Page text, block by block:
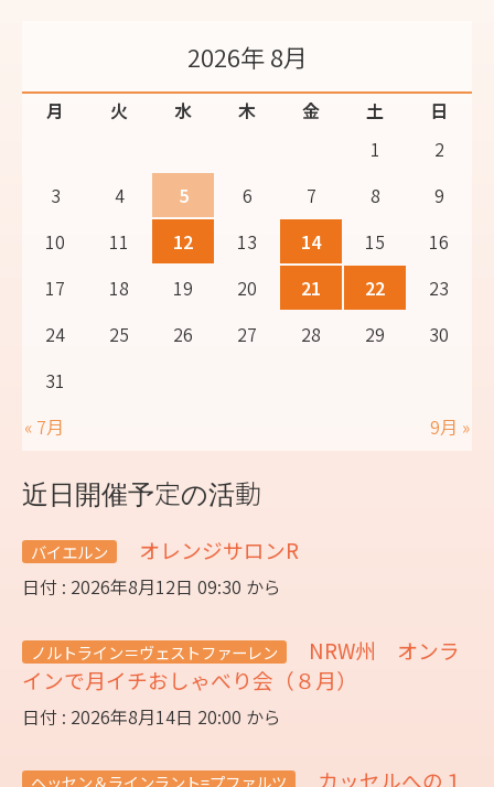
2026年 8月
月 火 水 木 金 土
日
1
2
3
4 5 6 7 8
9
10
11 12 13 14 15
16
17
18 19 20 21 22
23
24
25 26 27 28 29
30
31
« 7月
9月 »
近日開催予定の活動
バイエルン オレンジサロンR
日付 : 2026年8月12日 09:30 から
ノルトライン＝ヴェストファーレン
NRW州 オンラ
インで月イチおしゃべり会（８月）
日付 : 2026年8月14日 20:00 から
ヘッセン＆ラインラント=プファルツ
カッセルへの１